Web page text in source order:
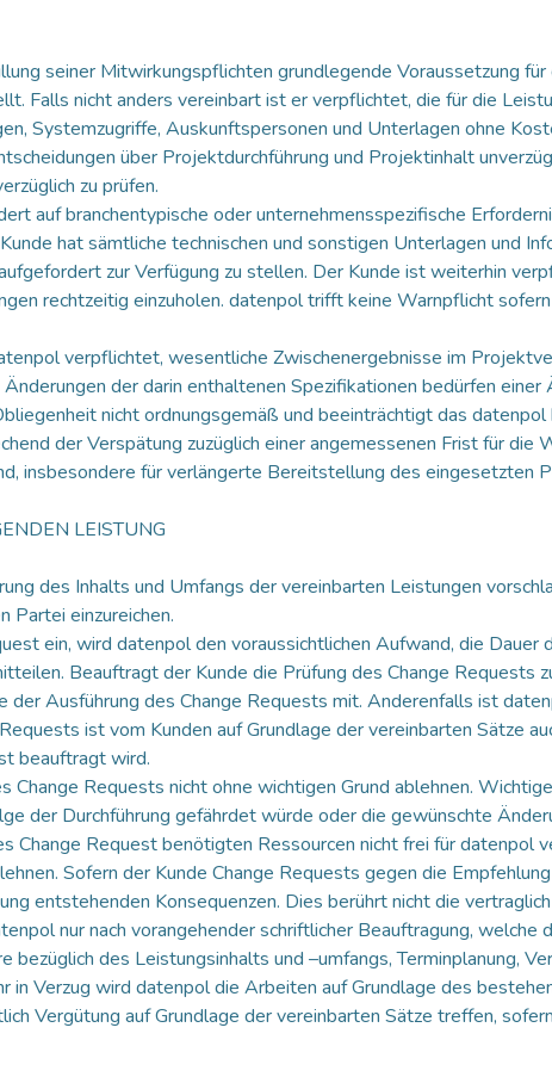
seiner Mitwirkungspflichten grundlegende Voraussetzung
Falls nicht anders vereinbart ist er verpflichtet, die für die
Systemzugriffe, Auskunftspersonen und Unterlagen ohne
über Projektdurchführung und Projektinhalt
zu prüfen.
auf branchentypische oder unternehmensspezifische
hat sämtliche technischen und sonstigen Unterlagen und
zur Verfügung zu stellen. Der Kunde ist weiterhin
rechtzeitig einzuholen. datenpol trifft keine Warnpflicht
verpflichtet, wesentliche Zwischenergebnisse im
der darin enthaltenen Spezifikationen bedürfen
nicht ordnungsgemäß und beeinträchtigt das
der Verspätung zuzüglich einer angemessenen Frist für
insbesondere für verlängerte Bereitstellung des eingesetzten
LEISTUNG
des Inhalts und Umfangs der vereinbarten Leistungen
Partei einzureichen.
ein, wird datenpol den voraussichtlichen Aufwand, die
Beauftragt der Kunde die Prüfung des Change
der Ausführung des Change Requests mit. Anderenfalls ist
ist vom Kunden auf Grundlage der vereinbarten Sätze
beauftragt wird.
Change Requests nicht ohne wichtigen Grund ablehnen.
der Durchführung gefährdet würde oder die gewünschte
Change Request benötigten Ressourcen nicht frei für datenpol
Sofern der Kunde Change Requests gegen die
entstehenden Konsequenzen. Dies berührt nicht die
nur nach vorangehender schriftlicher Beauftragung, welche
bezüglich des Leistungsinhalts und –umfangs, Terminplanung,
in Verzug wird datenpol die Arbeiten auf Grundlage des
Vergütung auf Grundlage der vereinbarten Sätze treffen,